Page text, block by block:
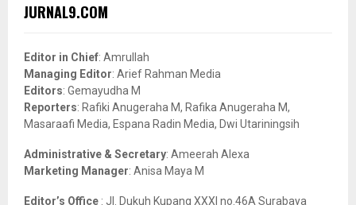
h
o
r
:
JURNAL9.COM
Editor in Chief: Amrullah
Managing Editor: Arief Rahman Media
Editors: Gemayudha M
Reporters: Rafiki Anugeraha M, Rafika Anugeraha M,
Masaraafi Media, Espana Radin Media, Dwi Utariningsih
Administrative & Secretary: Ameerah Alexa
Marketing Manager: Anisa Maya M
Editor’s Office : Jl. Dukuh Kupang XXXI no.46A Surabaya